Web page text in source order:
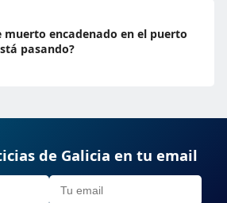
encadenado en el puerto
pasando?
de Galicia en tu email